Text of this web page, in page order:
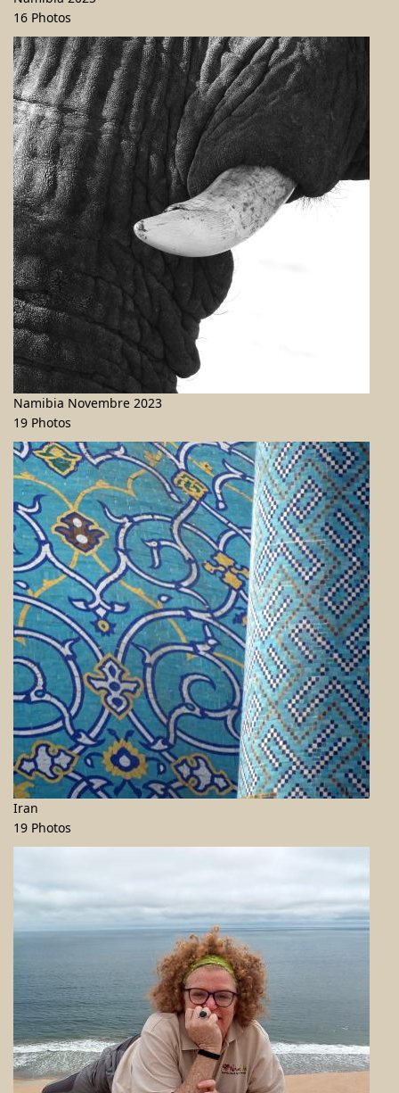
16 Photos
Namibia Novembre 2023
19 Photos
Iran
19 Photos